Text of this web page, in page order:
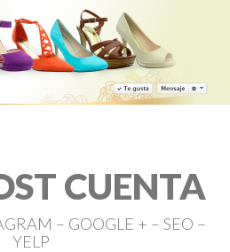
CUENTA
– GOOGLE + – SEO –
YELP